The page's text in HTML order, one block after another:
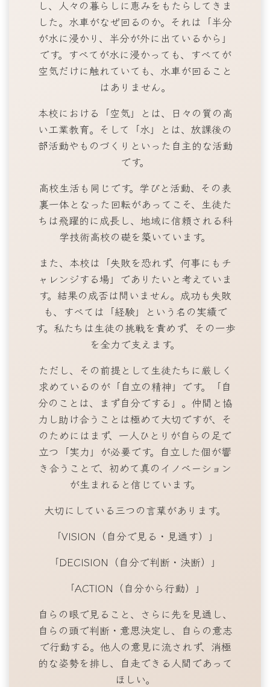
し、人々の暮らしに恵みをもたらしてきま
した。水車がなぜ回るのか。それは「半分
が水に浸かり、半分が外に出ているから」
です。すべてが水に浸かっても、すべてが
空気だけに触れていても、水車が回ること
はありません。
本校における「空気」とは、日々の質の高
い工業教育。そして「水」とは、放課後の
部活動やものづくりといった自主的な活動
です。
高校生活も同じです。学びと活動、その表
裏一体となった回転があってこそ、生徒た
ちは飛躍的に成長し、地域に信頼される科
学技術高校の礎を築いています。
また、本校は「失敗を恐れず、何事にもチ
ャレンジする場」でありたいと考えていま
す。結果の成否は問いません。成功も失敗
も、すべては「経験」という名の実績で
す。私たちは生徒の挑戦を責めず、その一歩
を全力で支えます。
ただし、その前提として生徒たちに厳しく
求めているのが「自立の精神」です。「自
分のことは、まず自分でする」。仲間と協
力し助け合うことは極めて大切ですが、そ
のためにはまず、一人ひとりが自らの足で
立つ「実力」が必要です。自立した個が響
き合うことで、初めて真のイノベーション
が生まれると信じています。
大切にしている三つの言葉があります。
「VISION（自分で見る・見通す）」
「DECISION（自分で判断・決断）」
「ACTION（自分から行動）」
自らの眼で見ること、さらに先を見通し、
自らの頭で判断・意思決定し、自らの意志
で行動する。他人の意見に流されず、消極
的な姿勢を排し、自走できる人間であって
ほしい。